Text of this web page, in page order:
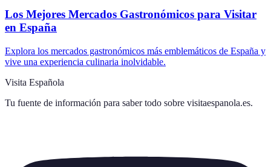
Los Mejores Mercados Gastronómicos para Visitar
en España
Explora los mercados gastronómicos más emblemáticos de España y
vive una experiencia culinaria inolvidable.
Visita Española
Tu fuente de información para saber todo sobre visitaespanola.es.